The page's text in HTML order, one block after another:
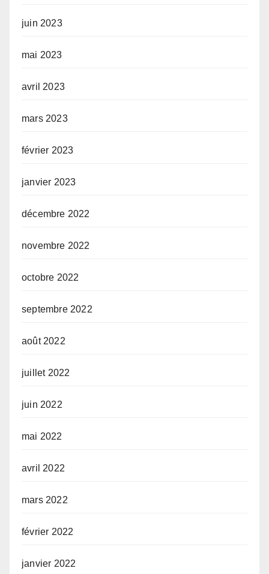
juin 2023
mai 2023
avril 2023
mars 2023
février 2023
janvier 2023
décembre 2022
novembre 2022
octobre 2022
septembre 2022
août 2022
juillet 2022
juin 2022
mai 2022
avril 2022
mars 2022
février 2022
janvier 2022